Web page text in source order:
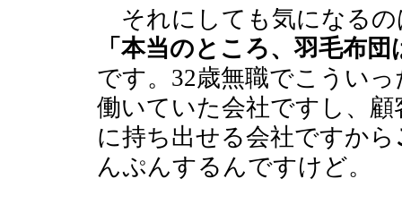
それにしても気になるの
「本当のところ、羽毛布
です。32歳無職でこうい
働いていた会社ですし、
に持ち出せる会社ですから
んぷんするんですけど。